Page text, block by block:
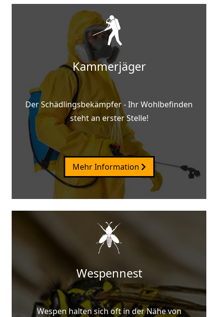
Kammerjäger
Der Schädlingsbekämpfer - Ihr Wohlbefinden
steht an erster Stelle!
Mehr Information
Wespennest
Wespen halten sich oft in der Nähe von